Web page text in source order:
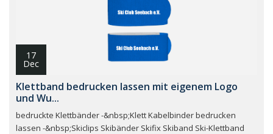
17
Dec
Klettband bedrucken lassen mit eigenem Logo
und Wu...
bedruckte Klettbänder -&nbsp;Klett Kabelbinder bedrucken
lassen -&nbsp;Skiclips Skibänder Skifix Skiband Ski-Klettband